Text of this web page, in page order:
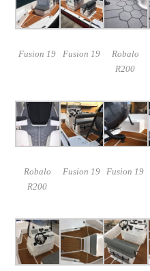
Fusion 19 Fusion 19
Robalo
R200
Robalo
R200
Fusion 19 Fusion 19